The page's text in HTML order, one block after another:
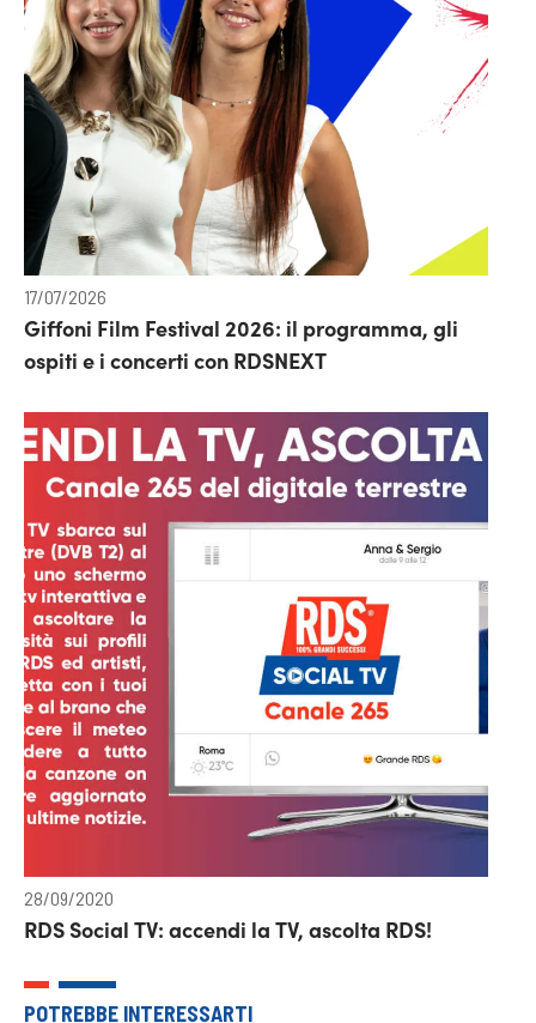
17/07/2026
Giffoni Film Festival 2026: il programma, gli
ospiti e i concerti con RDSNEXT
28/09/2020
RDS Social TV: accendi la TV, ascolta RDS!
POTREBBE INTERESSARTI